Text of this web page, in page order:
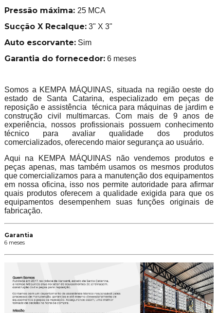
Pressão máxima: 25 MCA
Sucção X Recalque:3" X 3"
Auto escorvante:Sim
Garantia do fornecedor:6 meses
Somos a KEMPA MÁQUINAS, situada na região oeste do
estado de Santa Catarina, especializado em peças de
reposição e assistência técnica para máquinas de jardim e
construção civil multimarcas. Com mais de 9 anos de
experiência, nossos profissionais possuem conhecimento
técnico para avaliar qualidade dos produtos
comercializados, oferecendo maior segurança ao usuário.
Aqui na KEMPA MÁQUINAS não vendemos produtos e
peças apenas, mas também usamos os mesmos produtos
que comercializamos para a manutenção dos equipamentos
em nossa oficina, isso nos permite autoridade para afirmar
quais produtos oferecem a qualidade exigida para que os
equipamentos desempenhem suas funções originais de
fabricação.
Garantia
6 meses